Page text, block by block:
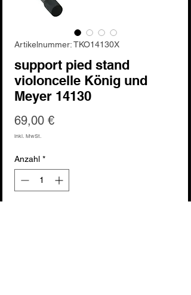
Artikelnummer: TKO14130X
support pied stand
violoncelle König und
Meyer 14130
69,00 €Preis
inkl. MwSt.
Anzahl *